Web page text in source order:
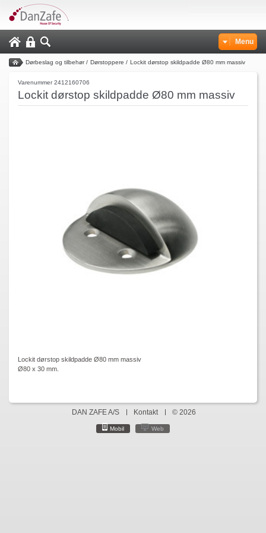
Menu
Dørbeslag og tilbehør/ Dørstoppere / Lockit dørstop skildpadde Ø80 mm massiv
Varenummer 2412160706
Lockit dørstop skildpadde Ø80 mm massiv
Lockit dørstop skildpadde Ø80 mm massiv
Ø80 x 30 mm.
DAN ZAFE A/S Kontakt © 2026
Mobil Web